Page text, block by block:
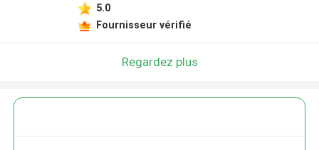
5.0
Fournisseur vérifié
Regardez plus